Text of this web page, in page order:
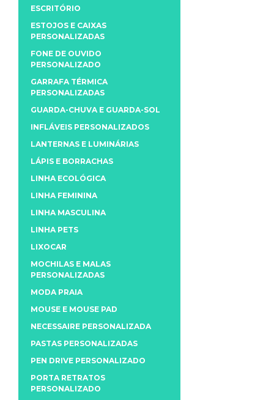
ESCRITÓRIO
ESTOJOS E CAIXAS
PERSONALIZADAS
FONE DE OUVIDO
PERSONALIZADO
GARRAFA TÉRMICA
PERSONALIZADAS
GUARDA-CHUVA E GUARDA-SOL
INFLÁVEIS PERSONALIZADOS
LANTERNAS E LUMINÁRIAS
LÁPIS E BORRACHAS
LINHA ECOLÓGICA
LINHA FEMININA
LINHA MASCULINA
LINHA PETS
LIXOCAR
MOCHILAS E MALAS
PERSONALIZADAS
MODA PRAIA
MOUSE E MOUSE PAD
NECESSAIRE PERSONALIZADA
PASTAS PERSONALIZADAS
PEN DRIVE PERSONALIZADO
PORTA RETRATOS
PERSONALIZADO